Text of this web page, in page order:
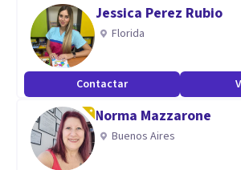
Jessica Perez Rubio
Florida
Contactar
Norma Mazzarone
Buenos Aires